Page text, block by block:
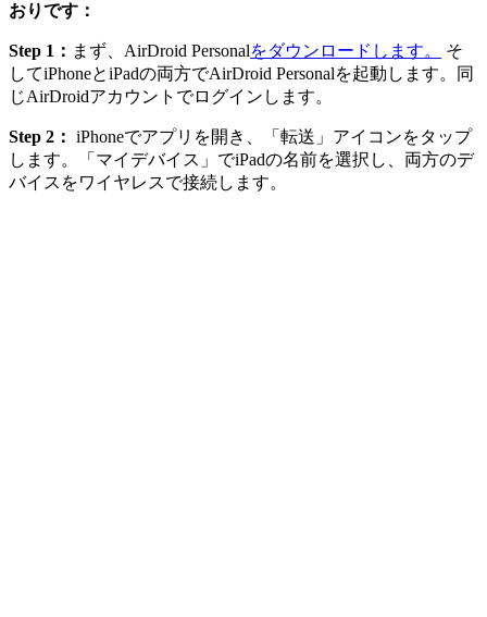
おりです：
Step 1： まず、AirDroid Personalをダウンロードします。
そ
してiPhoneとiPadの両方でAirDroid Personalを起動します。同
じAirDroidアカウントでログインします。
Step 2： iPhoneでアプリを開き、「転送」アイコンをタップ
します。「マイデバイス」でiPadの名前を選択し、両方のデ
バイスをワイヤレスで接続します。